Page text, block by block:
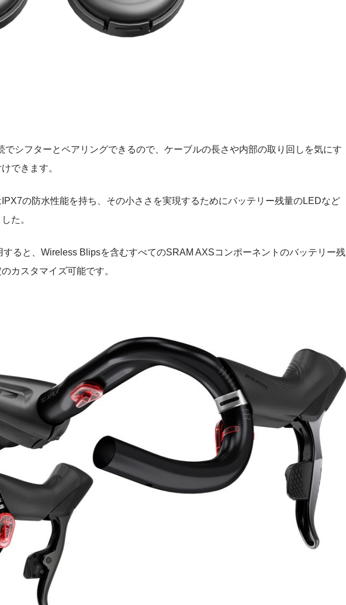
シフターとペアリングできるので、ケーブルの長さや内部の取り回しを気にす
できます。
の防水性能を持ち、その小ささを実現するためにバッテリー残量のLEDなど
た。
ると、Wireless Blipsを含むすべてのSRAM AXSコンポーネントのバッテリー残
カスタマイズ可能です。